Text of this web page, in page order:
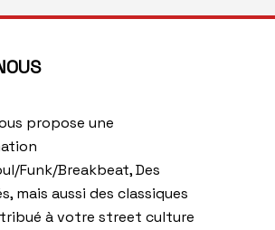
propose une
Funk/Breakbeat, Des
mais aussi des classiques
à votre street culture